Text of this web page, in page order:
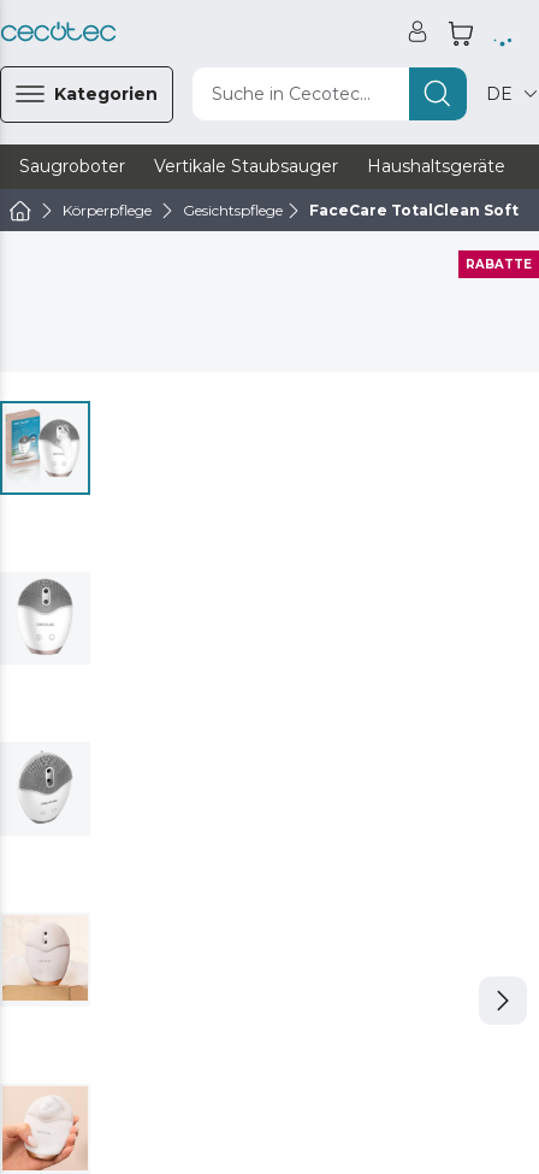
Kategorien Suche in Cecotec... DE
Saugroboter Vertikale Staubsauger Haushaltsgeräte
Körperpflege Gesichtspflege FaceCare TotalClean Soft
RABATTE